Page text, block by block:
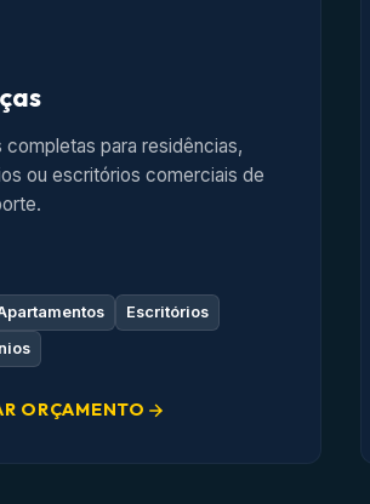
completas para residências,
ou escritórios comerciais de
Escritórios
ORÇAMENTO